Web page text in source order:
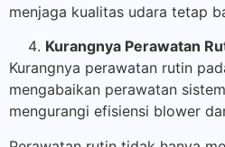
menjaga kualitas udara tetap
Kurangnya Perawatan
Kurangnya perawatan rutin
mengabaikan perawatan
mengurangi efisiensi blower